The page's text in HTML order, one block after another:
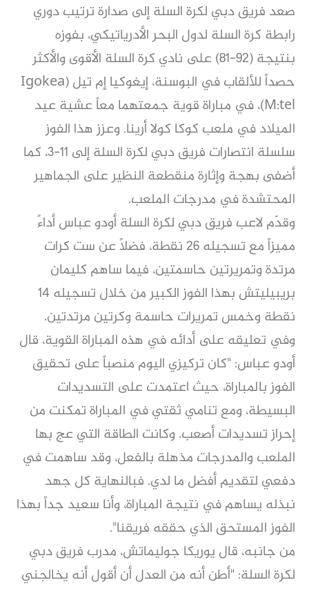
صعد فريق دبي لكرة السلة إلى صدارة ترتيب دوري
رابطة كرة السلة لدول البحر الأدرياتيكي، بفوزه
بنتيجة (92-81) على نادي كرة السلة الأقوى والأكثر
حصداً للألقاب في البوسنة، إيغوكيا إم تيل (Igokea
M:tel)، في مباراة قوية جمعتهما معاً عشية عيد
الميلاد في ملعب كوكا كولا أرينا. وعزز هذا الفوز
سلسلة انتصارات فريق دبي لكرة السلة إلى 11-3، كما
أضفى بهجة وإثارة منقطعة النظير على الجماهير
المحتشدة في مدرجات الملعب.
وقدّم لاعب فريق دبي لكرة السلة أودو عباس أداءً
مميزاً مع تسجيله 26 نقطة، فضلاً عن ست كرات
مرتدة وتمريرتين حاسمتين، فيما ساهم كليمان
بريبيليتش بهذا الفوز الكبير من خلال تسجيله 14
نقطة وخمس تمريرات حاسمة وكرتين مرتدتين.
وفي تعليقه على أدائه في هذه المباراة القوية، قال
أودو عباس: "كان تركيزي اليوم منصباً على تحقيق
الفوز بالمباراة، حيث اعتمدت على التسديدات
البسيطة، ومع تنامي ثقتي في المباراة تمكنت من
إحراز تسديدات أصعب. وكانت الطاقة التي عج بها
الملعب والمدرجات مذهلة بالفعل، وقد ساهمت في
دفعي لتقديم أفضل ما لدي. فبالنهاية كل جهد
نبذله يساهم في نتيجة المباراة، وأنا سعيد جداً بهذا
الفوز المستحق الذي حققه فريقنا".
من جانبه، قال يوريكا جوليماتش، مدرب فريق دبي
لكرة السلة: "أطن أنه من العدل أن أقول أنه يخالجني